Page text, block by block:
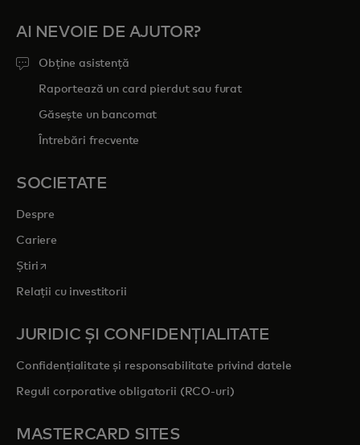
AI NEVOIE DE AJUTOR?
Obține asistență
Raportează un card pierdut sau furat
Găsește un bancomat
Întrebări frecvente
SOCIETATE
Despre
Cariere
Știri opens in a new tab
Relații cu investitorii
JURIDIC ȘI CONFIDENȚIALITATE
Confidențialitate și responsabilitate privind datele
Reguli corporative obligatorii (RCO-uri)
MASTERCARD SITES